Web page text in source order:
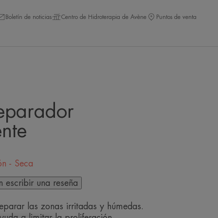
Boletín de noticias Centro de Hidroterapia de Avène Puntos de venta
- Seca
escribir una reseña
las zonas irritadas y húmedas.